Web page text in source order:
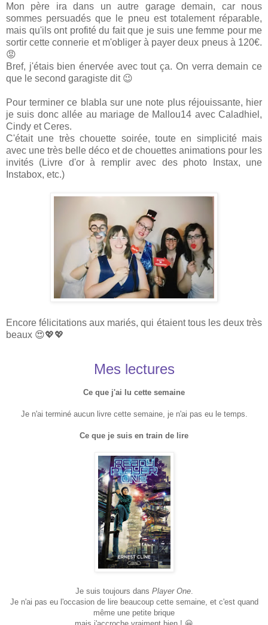
Mon père ira dans un autre garage demain, car nous
sommes persuadés que le pneu est totalement réparable,
mais qu'ils ont profité du fait que je suis une femme pour me
sortir cette connerie et m'obliger à payer deux pneus à 120€.
😡
Bref, j'étais bien énervée avec tout ça. On verra demain ce
que le second garagiste dit 😉
Pour terminer ce blabla sur une note plus réjouissante, hier
je suis donc allée au mariage de Mallou14 avec Caladhiel,
Cindy et Ceres.
C'était une très chouette soirée, toute en simplicité mais
avec une très belle déco et de chouettes animations pour les
invités (Livre d'or à remplir avec des photo Instax, une
Instabox, etc.)
Encore félicitations aux mariés, qui étaient tous les deux très
beaux 😍💖💖
Mes lectures
Ce que j'ai lu cette semaine
Je n'ai terminé aucun livre cette semaine, je n'ai pas eu le temps.
Ce que je suis en train de lire
Je suis toujours dans Player One.
Je n'ai pas eu l'occasion de lire beaucoup cette semaine, et c'est quand
même une petite brique